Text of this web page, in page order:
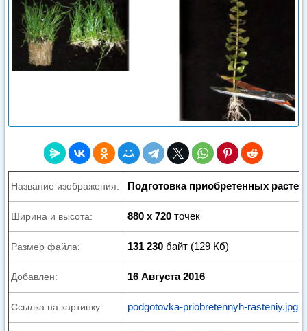
Название изображения: Подготовка приобретенных
Ширина и высота: 880 x 720 точек
Размер файла: 131 230 байт (129 Кб)
Добавлен: 16 Августа 2016
Ссылка на картинку: podgotovka-priobretennyh-rasteniy.jpg